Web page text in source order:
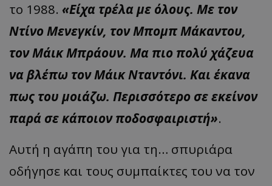
το 1988. «Είχα τρέλα με όλους. Με τον
Ντίνο Μενεγκίν, τον Μπομπ Μάκαντου,
τον Μάικ Μπράουν. Μα πιο πολύ χάζευα
να βλέπω τον Μάικ Νταντόνι. Και έκανα
πως του μοιάζω. Περισσότερο σε εκείνον
παρά σε κάποιον ποδοσφαιριστή».
Αυτή η αγάπη του για τη… σπυριάρα
οδήγησε και τους συμπαίκτες του να τον